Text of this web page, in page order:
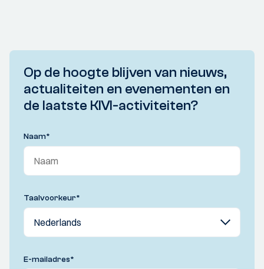
Op de hoogte blijven van nieuws,
actualiteiten en evenementen en
de laatste KIVI-activiteiten?
Naam*
Taalvoorkeur*
E-mailadres*